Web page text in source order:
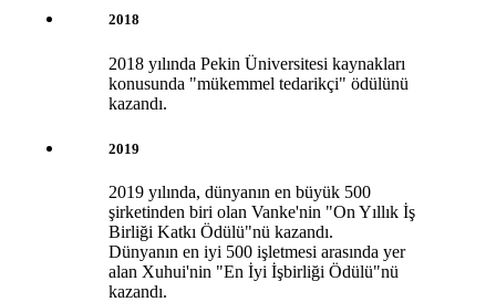
2018
2018 yılında Pekin Üniversitesi kaynakları
konusunda "mükemmel tedarikçi" ödülünü
kazandı.
2019
2019 yılında, dünyanın en büyük 500
şirketinden biri olan Vanke'nin "On Yıllık İş
Birliği Katkı Ödülü"nü kazandı.
Dünyanın en iyi 500 işletmesi arasında yer
alan Xuhui'nin "En İyi İşbirliği Ödülü"nü
kazandı.